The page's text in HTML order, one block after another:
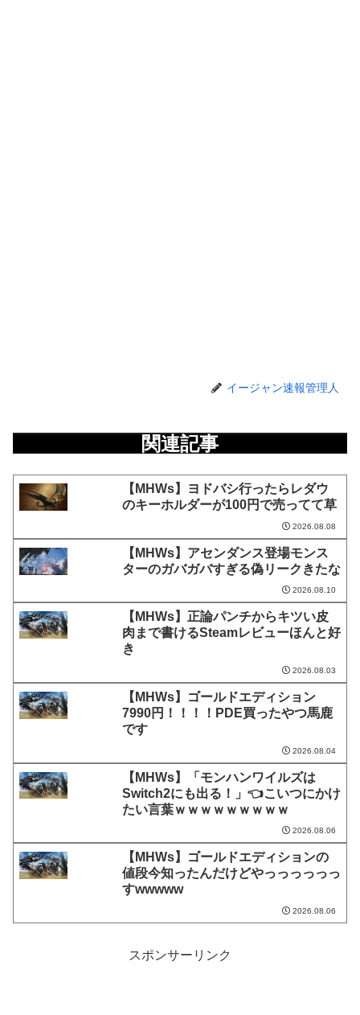
イージャン速報管理人
関連記事
【MHWs】ヨドバシ行ったらレダウ
のキーホルダーが100円で売ってて草
2026.08.08
【MHWs】アセンダンス登場モンス
ターのガバガバすぎる偽リークきたな
2026.08.10
【MHWs】正論パンチからキツい皮
肉まで書けるSteamレビューほんと好
き
2026.08.03
【MHWs】ゴールドエディション
7990円！！！！PDE買ったやつ馬鹿
です
2026.08.04
【MHWs】「モンハンワイルズは
Switch2にも出る！」👈こいつにかけ
たい言葉ｗｗｗｗｗｗｗｗｗ
2026.08.06
【MHWs】ゴールドエディションの
値段今知ったんだけどやっっっっっっ
すwwwww
2026.08.06
スポンサーリンク